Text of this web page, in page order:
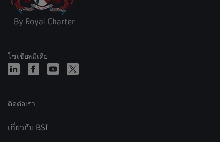
โซเชียลมีเดีย
ติดต่อเรา
เกี่ยวกับ BSI